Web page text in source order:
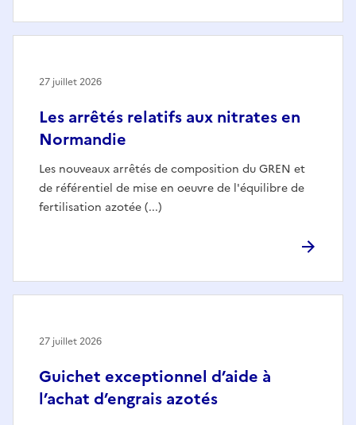
Les arrêtés relatifs aux nitrates en
Normandie
Les nouveaux arrêtés de composition du GREN et
de référentiel de mise en oeuvre de l'équilibre de
fertilisation azotée (...)
27 juillet 2026
Guichet exceptionnel d’aide à
l’achat d’engrais azotés
27 juillet 2026